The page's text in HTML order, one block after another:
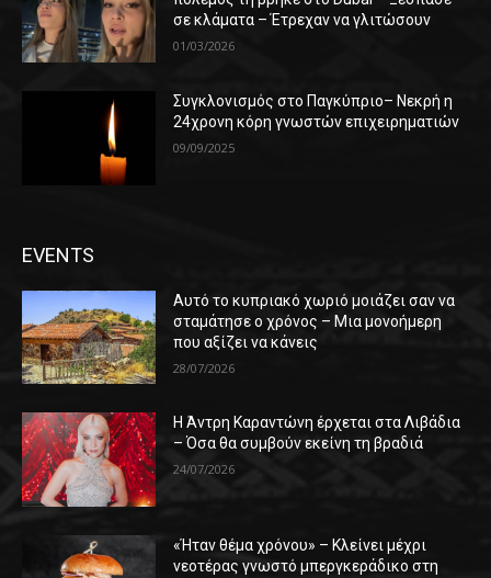
σε κλάματα – Έτρεχαν να γλιτώσουν
01/03/2026
Συγκλονισμός στο Παγκύπριο– Νεκρή η
24χρονη κόρη γνωστών επιχειρηματιών
09/09/2025
EVENTS
Αυτό το κυπριακό χωριό μοιάζει σαν να
σταμάτησε ο χρόνος – Μια μονοήμερη
που αξίζει να κάνεις
28/07/2026
Η Άντρη Καραντώνη έρχεται στα Λιβάδια
– Όσα θα συμβούν εκείνη τη βραδιά
24/07/2026
«Ήταν θέμα χρόνου» – Κλείνει μέχρι
νεοτέρας γνωστό μπεργκεράδικο στη